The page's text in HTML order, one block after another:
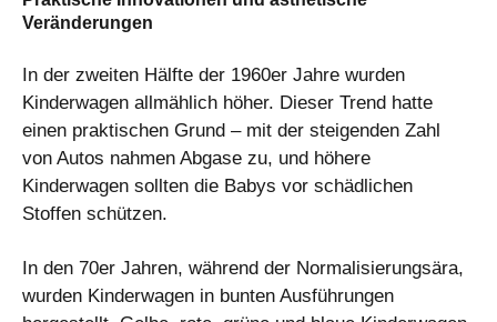
Veränderungen
In der zweiten Hälfte der 1960er Jahre wurden
Kinderwagen allmählich höher. Dieser Trend hatte
einen praktischen Grund – mit der steigenden Zahl
von Autos nahmen Abgase zu, und höhere
Kinderwagen sollten die Babys vor schädlichen
Stoffen schützen.
In den 70er Jahren, während der Normalisierungsära,
wurden Kinderwagen in bunten Ausführungen